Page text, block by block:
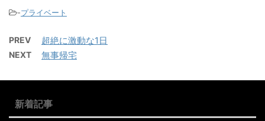
-プライベート
PREV 超絶に激動な1日
NEXT 無事帰宅
新着記事